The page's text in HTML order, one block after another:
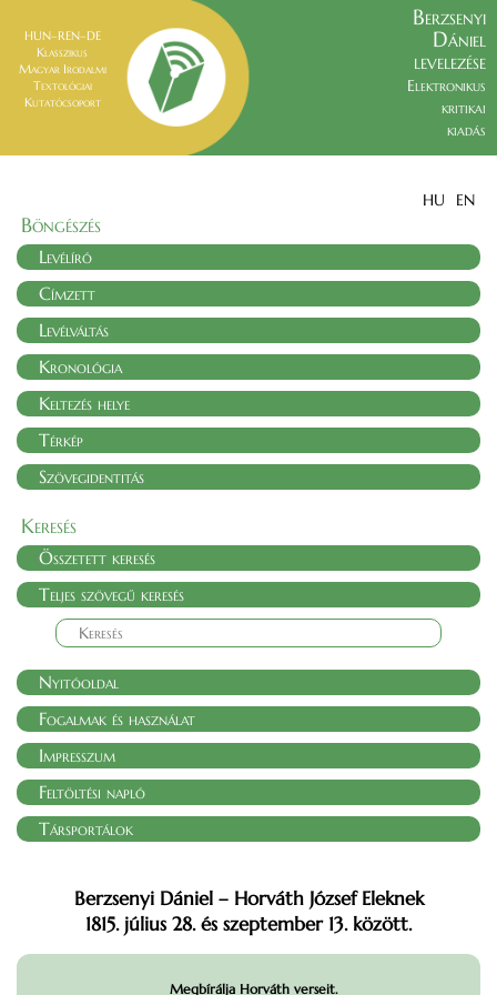
HUN–REN–DE
Klasszikus
Magyar Irodalmi
Textológiai
Kutatócsoport
Berzsenyi
Dániel
levelezése
Elektronikus
kritikai
kiadás
HU EN
Böngészés
Levélíró
Címzett
Levélváltás
Kronológia
Keltezés helye
Térkép
Szövegidentitás
Keresés
Összetett keresés
Teljes szövegű keresés
Nyitóoldal
Fogalmak és használat
Impresszum
Feltöltési napló
Társportálok
Berzsenyi Dániel – Horváth József Eleknek
1815. július 28. és szeptember 13. között.
Megbírálja Horváth verseit.